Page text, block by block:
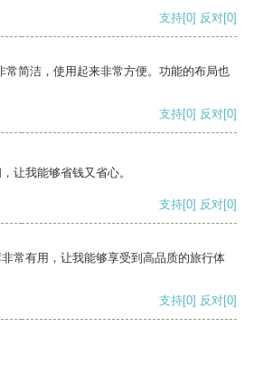
支持[0] 反对[0]
常简洁，使用起来非常方便。功能的布局也
支持[0] 反对[0]
让我能够省钱又省心。
支持[0] 反对[0]
常有用，让我能够享受到高品质的旅行体
支持[0] 反对[0]